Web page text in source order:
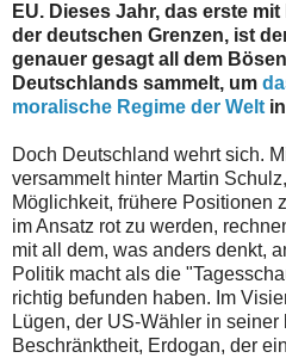
EU. Dieses Jahr, das erste
der deutschen Grenzen, ist
genauer gesagt all dem
Deutschlands sammelt, um
moralische Regime der Welt
Doch Deutschland wehrt sich.
versammelt hinter Martin
Möglichkeit, frühere Positionen
im Ansatz rot zu werden,
mit all dem, was anders denkt,
Politik macht als die
richtig befunden haben. Im
Lügen, der US-Wähler in
Beschränktheit, Erdogan, der